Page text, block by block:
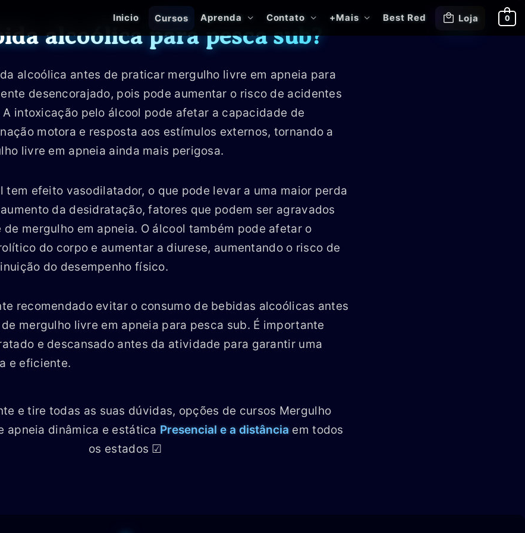
Inicio Cursos Aprenda Contato +Mais Best Red Loja 0
alcoólica para pesca sub?
alcoólica antes de praticar mergulho livre em apneia para
desencorajado, pois pode aumentar o risco de acidentes
intoxicação pelo álcool pode afetar a capacidade de
motora e resposta aos estímulos externos, tornando a
livre em apneia ainda mais perigosa.
tem efeito vasodilatador, o que pode levar a uma maior perda
da desidratação, fatores que podem ser agravados
mergulho em apneia. O álcool também pode afetar o
do corpo e aumentar a diurese, aumentando o risco de
do desempenho físico.
recomendado evitar o consumo de bebidas alcoólicas antes
mergulho livre em apneia para pesca sub. É importante
e descansado antes da atividade para garantir uma
e eficiente.
e tire todas as suas dúvidas, opções de cursos Mergulho
apneia dinâmica e estática Presencial e a distância em todos
os estados ☑